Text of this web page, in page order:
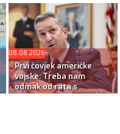
08.08.2026
Prvi čovjek američke
vojske: Treba nam
odmak od rata s ...